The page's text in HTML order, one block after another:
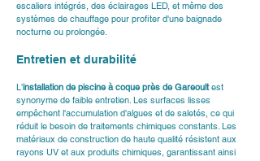
escaliers intégrés, des éclairages LED, et même des
systèmes de chauffage pour profiter d'une baignade
nocturne ou prolongée.
Entretien et durabilité
L'installation de piscine à coque près de Gareoult est
synonyme de faible entretien. Les surfaces lisses
empêchent l'accumulation d'algues et de saletés, ce qui
réduit le besoin de traitements chimiques constants. Les
matériaux de construction de haute qualité résistent aux
rayons UV et aux produits chimiques, garantissant ainsi